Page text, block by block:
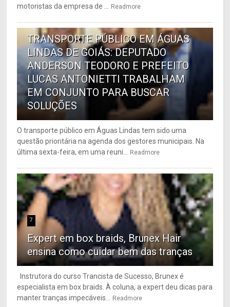
motoristas da empresa de ...
Readmore
TRANSPORTE PÚBLICO EM ÁGUAS
LINDAS DE GOIÁS: DEPUTADO
ANDERSON TEODORO E PREFEITO
LUCAS ANTONIETTI TRABALHAM
EM CONJUNTO PARA BUSCAR
SOLUÇÕES
O transporte público em Águas Lindas tem sido uma
questão prioritária na agenda dos gestores municipais. Na
última sexta-feira, em uma reuni...
Readmore
7
Expert em box braids, Brunex Hair
ensina como cuidar bem das tranças
Instrutora do curso Trancista de Sucesso, Brunex é
especialista em box braids. À coluna, a expert deu dicas para
manter tranças impecáveis...
Readmore